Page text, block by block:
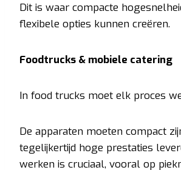
Dit is waar compacte
flexibele opties kunnen creëren.
Foodtrucks & mobiele catering
In food trucks moet elk proces
De apparaten moeten compact
tegelijkertijd hoge prestaties
werken is cruciaal, vooral op